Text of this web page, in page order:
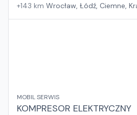
+143 km Wrocław, Łódź, Ciemne,
MOBIL SERWIS
KOMPRESOR ELEKTRYCZNY